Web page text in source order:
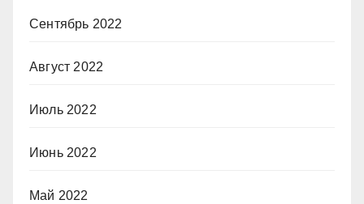
Сентябрь 2022
Август 2022
Июль 2022
Июнь 2022
Май 2022